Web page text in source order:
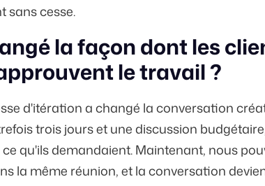
sans cesse.
la façon dont les
le travail ?
d'itération a changé la conversation
trois jours et une discussion
qu'ils demandaient. Maintenant, nous
la même réunion, et la conversation